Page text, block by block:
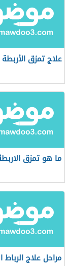
علاج تمزق الأربطة
ما هو تمزق
مراحل علاج الرباط